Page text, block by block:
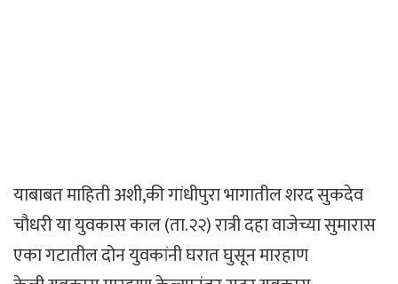
याबाबत माहिती अशी,की गांधीपुरा भागातील शरद सुकदेव
चौधरी या युवकास काल (ता.२२) रात्री दहा वाजेच्या सुमारास
एका गटातील दोन युवकांनी घरात घुसून मारहाण